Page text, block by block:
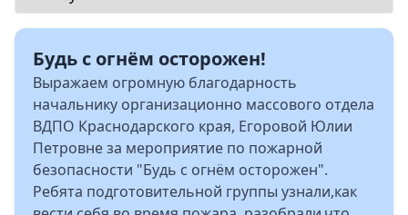
Будь с огнём осторожен!
Выражаем огромную благодарность
начальнику организационно массового отдела
ВДПО Краснодарского края, Егоровой Юлии
Петровне за мероприятие по пожарной
безопасности "Будь с огнём осторожен".
Ребята подготовительной группы узнали,как